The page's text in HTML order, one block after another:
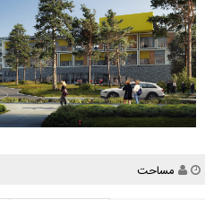
نویسنده
مساحت